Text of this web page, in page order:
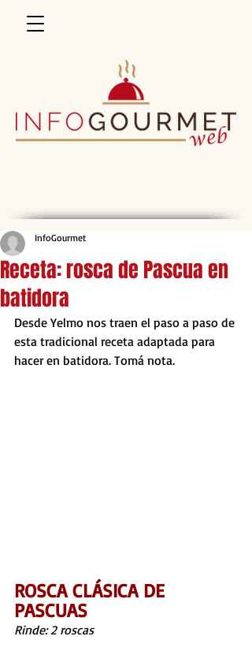
Receta: rosca de Pascua en
batidora
InfoGourmet
Desde Yelmo nos traen el paso a paso de
esta tradicional receta adaptada para
hacer en batidora. Tomá nota.
ROSCA CLÁSICA DE
PASCUAS
Rinde: 2 roscas